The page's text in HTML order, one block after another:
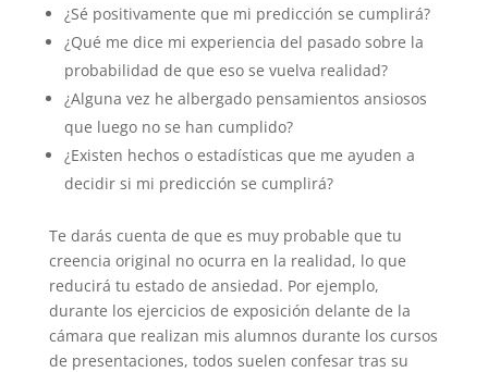
¿Sé positivamente que mi predicción se cumplirá?
¿Qué me dice mi experiencia del pasado sobre la
probabilidad de que eso se vuelva realidad?
¿Alguna vez he albergado pensamientos ansiosos
que luego no se han cumplido?
¿Existen hechos o estadísticas que me ayuden a
decidir si mi predicción se cumplirá?
Te darás cuenta de que es muy probable que tu
creencia original no ocurra en la realidad, lo que
reducirá tu estado de ansiedad. Por ejemplo,
durante los ejercicios de exposición delante de la
cámara que realizan mis alumnos durante los cursos
de presentaciones, todos suelen confesar tras su